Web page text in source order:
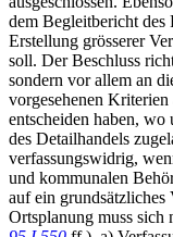
dem Begleitbericht des
Erstellung grösserer
soll. Der Beschluss
sondern vor allem an
vorgesehenen
entscheiden haben, wo
des Detailhandels
verfassungswidrig,
und kommunalen
auf ein
Ortsplanung muss sich